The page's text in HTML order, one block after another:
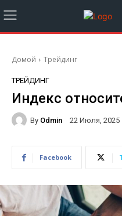
Домой Трейдинг
ТРЕЙДИНГ
Индекс
By Odmin 22 Июля, 2025
Facebook